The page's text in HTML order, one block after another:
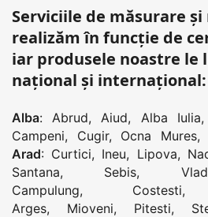
Serviciile de măsurare
realizăm în funcție de
iar produsele noastre le
național și internațional:
Alba: Abrud, Aiud, Alba Iulia,
Campeni, Cugir, Ocna Mures,
Arad: Curtici, Ineu, Lipova,
Santana, Sebis,
Campulung, Costesti
Arges, Mioveni, Pitesti,